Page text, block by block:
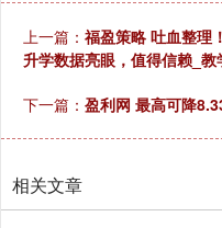
上一篇： 福盈策略 吐血整理
升学数据亮眼，值得信赖_
下一篇： 盈利网 最高可降
相关文章